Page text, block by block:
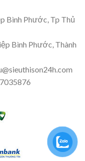
Bình Phước, Tp Thủ
Bình Phước, Thành